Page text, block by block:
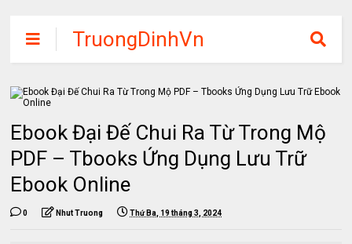
TruongDinhVn
Chia sẽ ebook,
các khóa học,
tập miễn phí
Ebook Đại Đế Chui Ra Từ Trong Mộ
PDF – Tbooks Ứng Dụng Lưu Trữ
Ebook Online
0 Nhut Truong Thứ Ba, 19 tháng 3, 2024